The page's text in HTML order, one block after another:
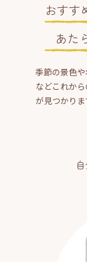
おすす
あた
季節の景色
などこれか
が見つかり